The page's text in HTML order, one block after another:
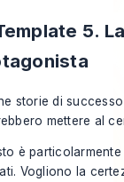
5.
storie di
mettere al
è
Vogliono la